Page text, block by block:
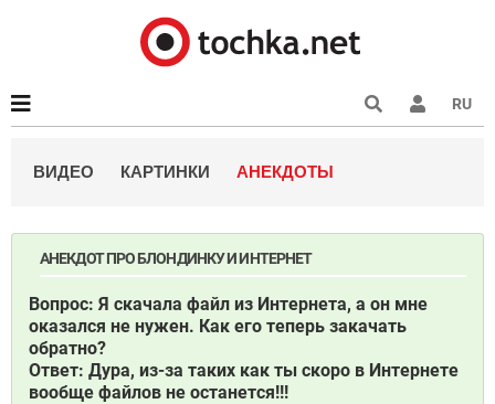
RU
ВИДЕО КАРТИНКИ АНЕКДОТЫ
АНЕКДОТ ПРО БЛОНДИНКУ И ИНТЕРНЕТ
Вопрос: Я скачала файл из Интернета, а он мне
оказался не нужен. Как его теперь закачать
обратно?
Ответ: Дура, из-за таких как ты скоро в Интернете
вообще файлов не останется!!!